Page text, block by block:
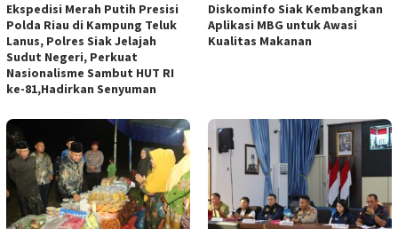
Ekspedisi Merah Putih Presisi
Polda Riau di Kampung Teluk
Lanus, Polres Siak Jelajah
Sudut Negeri, Perkuat
Nasionalisme Sambut HUT RI
ke-81,Hadirkan Senyuman
Diskominfo Siak Kembangkan
Aplikasi MBG untuk Awasi
Kualitas Makanan